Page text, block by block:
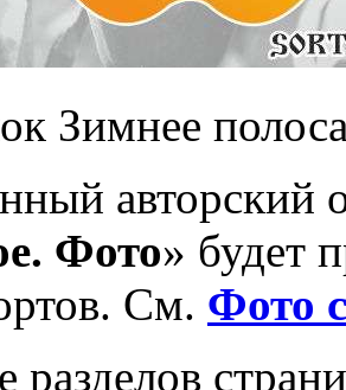
Зимнее
авторский
Фото» будет
См. Фото
разделов